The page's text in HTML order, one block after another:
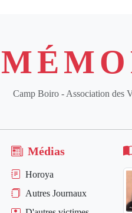
Camp Boiro - Association des
Médias
Horoya
Autres Journaux